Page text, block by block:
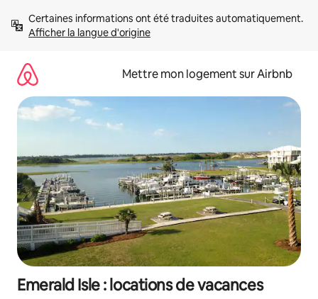
directement
Afficher la langue d'origine
Mettre mon logement sur Airbnb
Emerald Isle : locations de vacances